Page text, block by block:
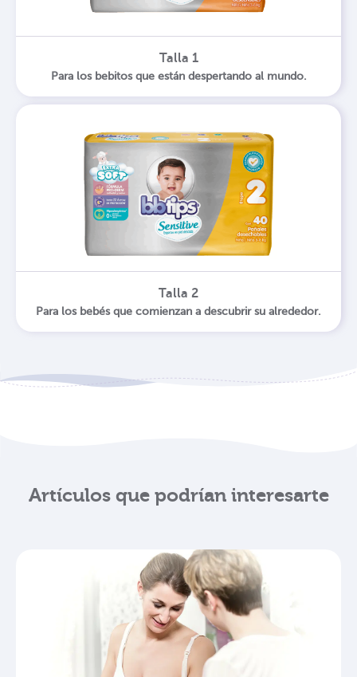
Talla 1
Para los bebitos que están despertando al mundo.
Talla 2
Para los bebés que comienzan a descubrir su alrededor.
Artículos que podrían interesarte